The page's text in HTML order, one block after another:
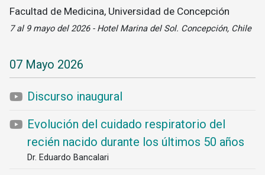
Facultad de Medicina, Universidad de Concepción
7 al 9 mayo del 2026 - Hotel Marina del Sol. Concepción, Chile
07 Mayo 2026
Discurso inaugural
Evolución del cuidado respiratorio del
recién nacido durante los últimos 50 años
Dr. Eduardo Bancalari